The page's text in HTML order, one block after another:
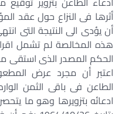
أن يؤدى الى النتيجة التى
هذه المخالصة لم تشمل
الحكم المصدر الذى استقى
اعتبر أن مجرد عرض
الطاعن فى باقى الثمن
ادعائه بتزويرها وهو ما